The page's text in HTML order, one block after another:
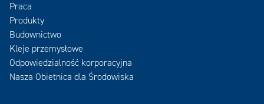
Praca
Produkty
Budownictwo
Kleje przemysłowe
Odpowiedzialność korporacyjna
Nasza Obietnica dla Środowiska